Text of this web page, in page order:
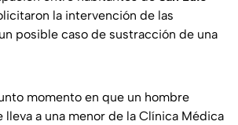
la intervención de las
posible caso de sustracción de una
momento en que un hombre
lleva a una menor de la Clínica Médica